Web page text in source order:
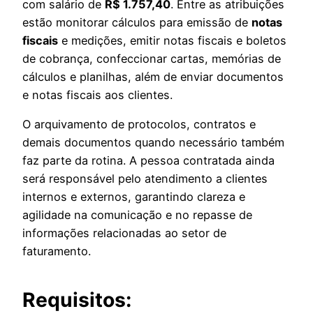
com salário de R$ 1.757,40. Entre as atribuições
estão monitorar cálculos para emissão de notas
fiscais e medições, emitir notas fiscais e boletos
de cobrança, confeccionar cartas, memórias de
cálculos e planilhas, além de enviar documentos
e notas fiscais aos clientes.
O arquivamento de protocolos, contratos e
demais documentos quando necessário também
faz parte da rotina. A pessoa contratada ainda
será responsável pelo atendimento a clientes
internos e externos, garantindo clareza e
agilidade na comunicação e no repasse de
informações relacionadas ao setor de
faturamento.
Requisitos: